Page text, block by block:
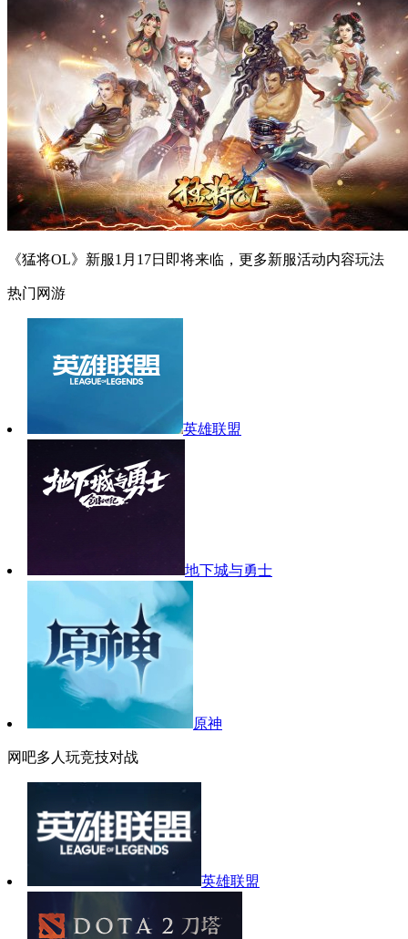
《猛将OL》新服1月17日即将来临，更多新服活动内容玩法
热门网游
英雄联盟
地下城与勇士
原神
网吧多人玩竞技对战
英雄联盟